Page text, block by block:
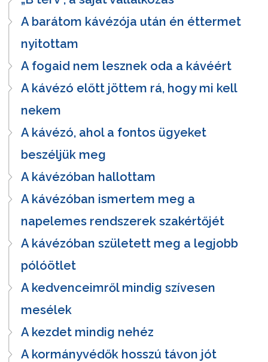
A barátom kávézója után én éttermet
nyitottam
A fogaid nem lesznek oda a kávéért
A kávézó előtt jöttem rá, hogy mi kell
nekem
A kávézó, ahol a fontos ügyeket
beszéljük meg
A kávézóban hallottam
A kávézóban ismertem meg a
napelemes rendszerek szakértőjét
A kávézóban született meg a legjobb
pólóötlet
A kedvenceimről mindig szívesen
mesélek
A kezdet mindig nehéz
A kormányvédők hosszú távon jót